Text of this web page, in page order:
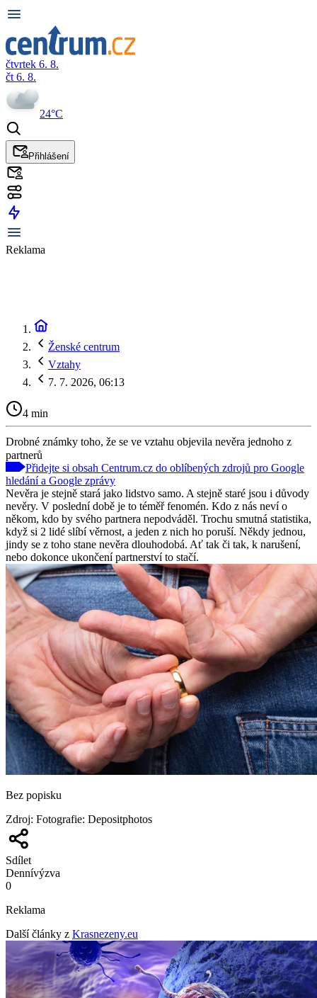
čtvrtek 6. 8.
čt 6. 8.
24°C
Přihlášení
Reklama
Ženské centrum
Vztahy
7. 7. 2026, 06:13
4 min
Drobné známky toho, že se ve vztahu objevila nevěra jednoho z
partnerů
Přidejte si obsah Centrum.cz do oblíbených zdrojů pro Google
hledání a Google zprávy
Nevěra je stejně stará jako lidstvo samo. A stejně staré jsou i důvody
nevěry. V poslední době je to téměř fenomén. Kdo z nás neví o
někom, kdo by svého partnera nepodváděl. Trochu smutná statistika,
když si 2 lidé slíbí věrnost, a jeden z nich ho poruší. Někdy jednou,
jindy se z toho stane nevěra dlouhodobá. Ať tak či tak, k narušení,
nebo dokonce ukončení partnerství to stačí.
Bez popisku
Zdroj: Fotografie: Depositphotos
Sdílet
Dennívýzva
0
Reklama
Další články z Krasnezeny.eu